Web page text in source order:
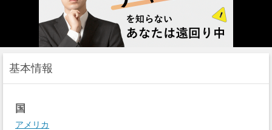
基本情報
国
アメリカ